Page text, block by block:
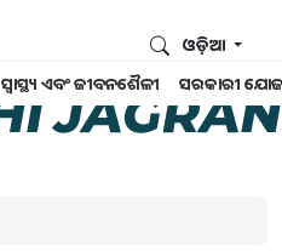
ସ୍ୱାସ୍ଥ୍ୟ ଏବଂ ଜୀବନଶୈଳୀ ସରକାରୀ
ଓଡ଼ିଆ